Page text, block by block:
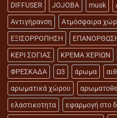
DIFFUSER JOJOBA musk
Αντιγήρανση Ατμόσφαιρα
ΕΞΙΣΟΡΡΟΠΗΣΗ
ΚΕΡΙ ΣΟΓΙΑΣ ΚΡΕΜΑ ΧΕΡΙΩΝ
ΦΡΕΣΚΑΔΑ Ω3 άρωμα
αρωματικά χώρου
ελαστικοτητα εφαρμογή στο